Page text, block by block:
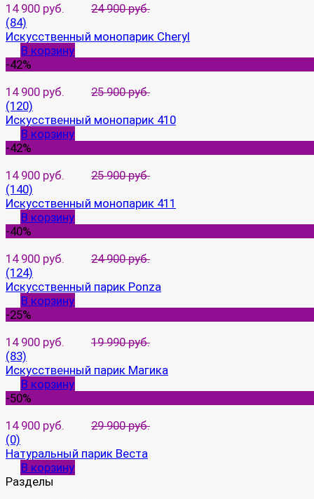
14 900 руб.
24 900 руб.
(84)
Искусственный монопарик Cheryl
В корзину
-42%
14 900 руб.
25 900 руб.
(120)
Искусственный монопарик 410
В корзину
-42%
14 900 руб.
25 900 руб.
(140)
Искусственный монопарик 411
В корзину
-40%
14 900 руб.
24 900 руб.
(124)
Искусственный парик Ponza
В корзину
-25%
14 900 руб.
19 990 руб.
(83)
Искусственный парик Магика
В корзину
-50%
14 900 руб.
29 900 руб.
(0)
Натуральный парик Веста
В корзину
Разделы